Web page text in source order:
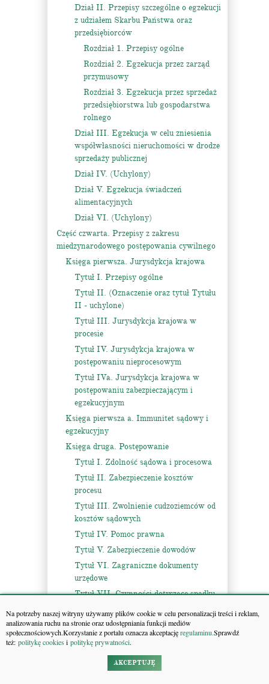
Na potrzeby naszej witryny używamy plików cookie w celu personalizacji treści i reklam,
analizowania ruchu na stronie oraz udostępniania funkcji mediów
społecznościowych.Korzystanie z portalu oznacza akceptacjęregulaminu.Sprawdź
też: politykę cookiesi politykę prywatności.
AKCEPTUJĘ
Dział II. Przepisy szczególne o egzekucji
z udziałem Skarbu Państwa oraz
przedsiębiorców
Rozdział 1. Przepisy ogólne
Rozdział 2. Egzekucja przez zarząd
przymusowy
Rozdział 3. Egzekucja przez sprzedaż
przedsiębiorstwa lub gospodarstwa
rolnego
Dział III. Egzekucja w celu zniesienia
współwłasności nieruchomości w drodze
sprzedaży publicznej
Dział IV. (Uchylony)
Dział V. Egzekucja świadczeń
alimentacyjnych
Dział VI. (Uchylony)
Część czwarta. Przepisy z zakresu
miedzynarodowego postępowania cywilnego
Księga pierwsza. Jurysdykcja krajowa
Tytuł I. Przepisy ogólne
Tytuł II. (Oznaczenie oraz tytuł Tytułu
II - uchylone)
Tytuł III. Jurysdykcja krajowa w
procesie
Tytuł IV. Jurysdykcja krajowa w
postępowaniu nieprocesowym
Tytuł IVa. Jurysdykcja krajowa w
postępowaniu zabezpieczającym i
egzekucyjnym
Księga pierwsza a. Immunitet sądowy i
egzekucyjny
Księga druga. Postępowanie
Tytuł I. Zdolność sądowa i procesowa
Tytuł II. Zabezpieczenie kosztów
procesu
Tytuł III. Zwolnienie cudzoziemców od
kosztów sądowych
Tytuł IV. Pomoc prawna
Tytuł V. Zabezpieczenie dowodów
Tytuł VI. Zagraniczne dokumenty
urzędowe
Tytuł VII. Czynności dotyczące spadku
Tytuł VIIa. Europejskie poświadczenie
spadkowe
Tytuł VIII. Stwierdzenie obcego prawa
i wzajemności